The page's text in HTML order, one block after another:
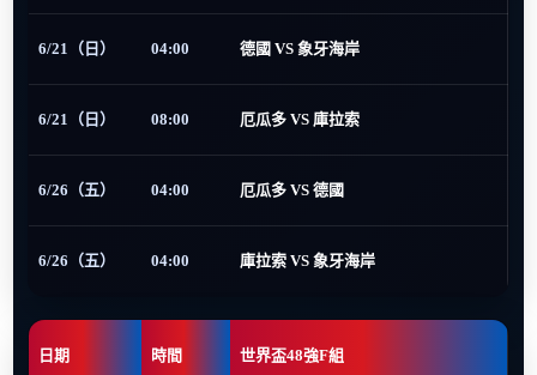
6/21（日） 04:00 德國 VS 象牙海岸
6/21（日） 08:00 厄瓜多 VS 庫拉索
6/26（五） 04:00 厄瓜多 VS 德國
6/26（五） 04:00 庫拉索 VS 象牙海岸
日期 時間 世界盃48強F組